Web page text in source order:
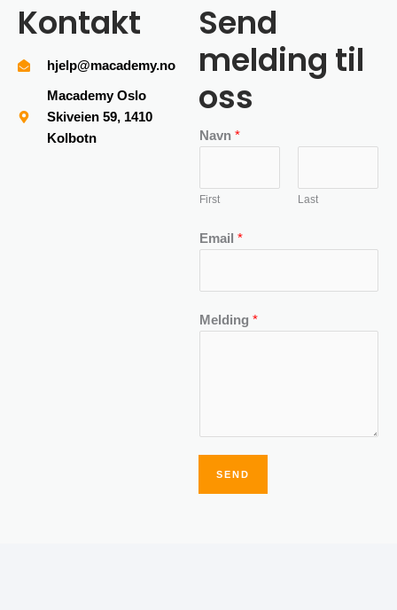
Kontakt
hjelp@macademy.no
Macademy Oslo
Skiveien 59, 1410
Kolbotn
Send
melding til
oss
Navn *
First Last
Email *
Melding *
SEND